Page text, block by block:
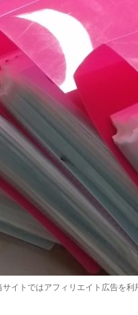
イトではアフィリエイト広告を利